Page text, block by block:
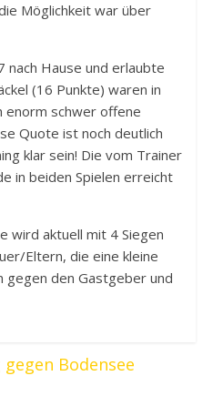
Möglichkeit war über
nach Hause und erlaubte
(16 Punkte) waren in
enorm schwer offene
Quote ist noch deutlich
klar sein! Die vom Trainer
in beiden Spielen erreicht
wird aktuell mit 4 Siegen
Eltern, die eine kleine
gegen den Gastgeber und
Bodensee